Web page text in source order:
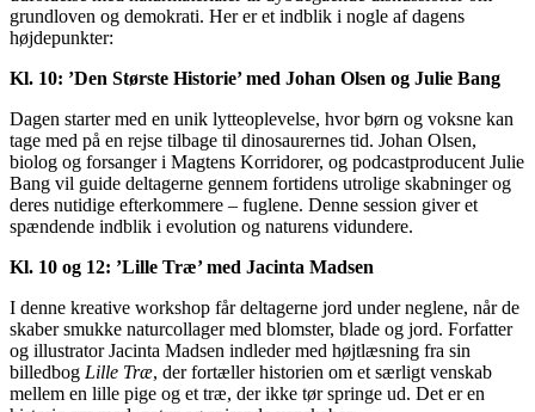
grundloven og demokrati. Her er et indblik i nogle af dagens
højdepunkter:
Kl. 10: ’Den Største Historie’ med Johan Olsen og Julie Bang
Dagen starter med en unik lytteoplevelse, hvor børn og voksne kan
tage med på en rejse tilbage til dinosaurernes tid. Johan Olsen,
biolog og forsanger i Magtens Korridorer, og podcastproducent Julie
Bang vil guide deltagerne gennem fortidens utrolige skabninger og
deres nutidige efterkommere – fuglene. Denne session giver et
spændende indblik i evolution og naturens vidundere.
Kl. 10 og 12: ’Lille Træ’ med Jacinta Madsen
I denne kreative workshop får deltagerne jord under neglene, når de
skaber smukke naturcollager med blomster, blade og jord. Forfatter
og illustrator Jacinta Madsen indleder med højtlæsning fra sin
billedbog Lille Træ, der fortæller historien om et særligt venskab
mellem en lille pige og et træ, der ikke tør springe ud. Det er en